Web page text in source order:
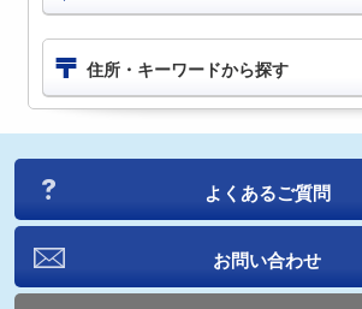
住所・キーワードから探す
よくあるご質問
お問い合わせ